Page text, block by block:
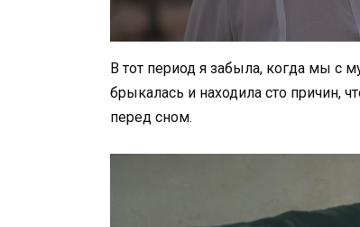
В тот период я забыла, когда мы с
брыкалась и находила сто причин,
перед сном.